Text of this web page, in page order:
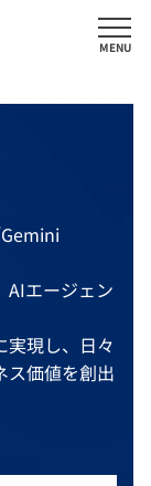
MENU
AIエージェン
実現し、日々
ス価値を創出